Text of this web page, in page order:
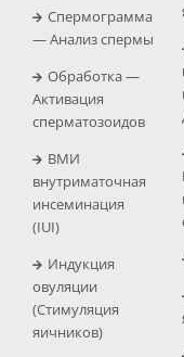
Спермограмма
— Анализ спермы
Обработка —
Активация
сперматозоидов
ВМИ
внутриматочная
инсеминация
(IUI)
Индукция
овуляции
(Стимуляция
яичников)